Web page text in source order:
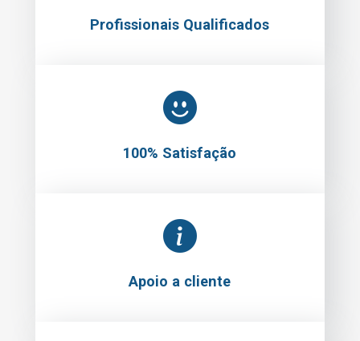
Profissionais Qualificados
100% Satisfação
Apoio a cliente